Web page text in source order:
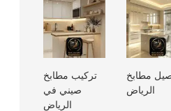
مطابخ
الرياض
تركيب مطابخ
صيني في
الرياض